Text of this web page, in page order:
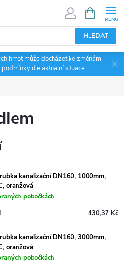
HLEDAT
NÁKUPNÍ
KOŠÍK
hmot může docházet ke změnám
dle aktuální situace.
kanalizační DN160, 1000mm,
oranžová
pobočkách
430,37 Kč
kanalizační DN160, 3000mm,
oranžová
pobočkách